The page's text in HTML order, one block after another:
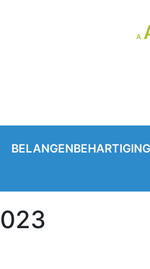
A
BELANGENBEHARTIGING